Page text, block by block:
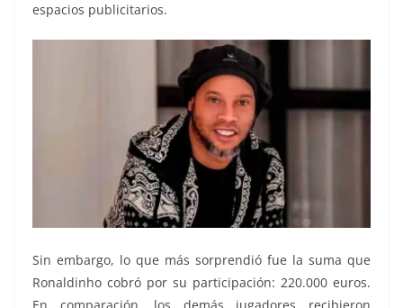
espacios publicitarios.
Sin embargo, lo que más sorprendió fue la suma que
Ronaldinho cobró por su participación: 220.000 euros.
En comparación, los demás jugadores recibieron